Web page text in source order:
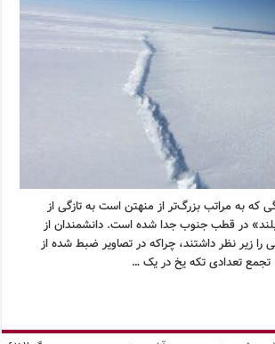
که به مراتب بزرگ‌تر از منهتن است به تازگی از
در قطب جنوب جدا شده است. دانشمندان از
زیر نظر داشتند، چراکه در تصاویر ضبط شده از
تجمع تعدادی تکه یخ در یک …